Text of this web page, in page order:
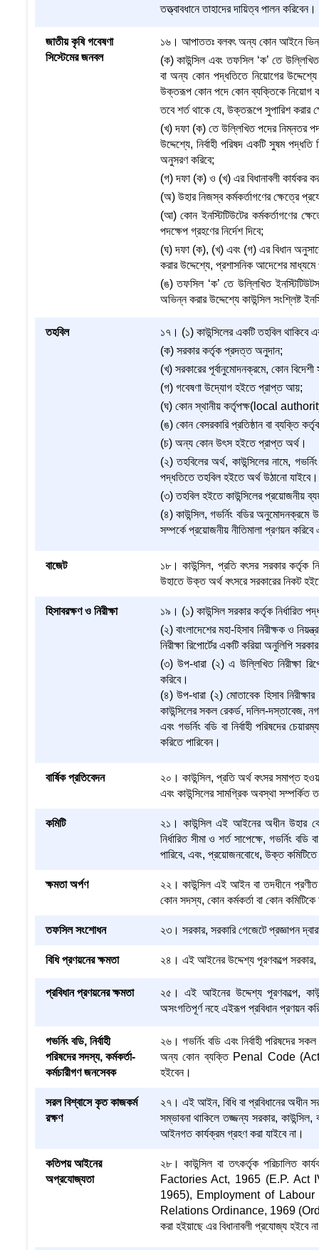
তত্ত্বাবধানে তাহাদের দায়িত্ব পালন করিবেন।
জাতীয় কৃষি গবেষণা
সিস্টেমের জনবল
১৬। আপাততঃ বলবৎ অন্য কোন আইনে
(ক) কাউন্সিল এবং তফসিল ‘ক’ তে
বা অন্য কোন পদ্ধতিতে নিয়োগের উদ্দেশ্যে
উক্তরূপ কোন পদে কোন ব্যক্তিকে নিয়োগ
তবে শর্ত থাকে যে, উক্তরূপে সুপারিশ করার
(খ) দফা (ক) তে উল্লিখিত পদের নিম্নতর
উদ্দেশ্যে, নির্বাহী পরিষদ একটি সুষম
অনুসরণ করিবে;
(গ) দফা (ক) ও (খ) এর বিধানাবলী কার্যকর
(অ) উহার নিজস্ব কর্মকর্তাগণের ক্ষেত্রে
(আ) কোন ইনস্টিটিউটের কর্মকর্তাগণের
পদক্ষেপ গ্রহণের নির্দেশ দিবে;
(ঘ) দফা (ক), (খ) এবং (গ) এর বিধান অনুসারে
করার উদ্দেশ্যে, প্রশাসনিক আদেশের
(ঙ) তফসিল ‘ক’ তে উল্লিখিত
অভিন্ন করার উদ্দেশ্যে কাউন্সিল সংশ্লিষ্ট
তহবিল
১৭। (১) কাউন্সিলের একটি তহবিল থাকিবে
(ক) সরকার কর্তৃক প্রদত্ত অনুদান;
(খ) সরকারের পূর্বানুমোদনক্রমে, কোন
(গ) গবেষণা উদ্যোগ হইতে প্রাপ্ত আয়;
(ঘ) কোন স্থানীয় কর্তৃপক্ষ(local
(ঙ) কোন বেসরকারি প্রতিষ্ঠান বা ব্যক্তি
(চ) অন্য কোন উৎস হইতে প্রাপ্ত অর্থ।
(২) তহবিলের অর্থ, কাউন্সিলের নামে,
পদ্ধতিতে তহবিল হইতে অর্থ উঠানো যাইবে।
(৩) তহবিল হইতে কাউন্সিলের প্রয়োজনীয়
(৪) কাউন্সিল, গভর্নিং বডির
সম্পর্কে প্রয়োজনীয় নীতিমালা প্রণয়ন
বাজেট
১৮। কাউন্সিল, প্রতি বৎসর সরকার কর্তৃক
উহাতে উক্ত অর্থ বৎসরে সরকারের নিকট
হিসাবরক্ষণ ও নিরীক্ষা
১৯। (১) কাউন্সিল সরকার কর্তৃক নির্ধারিত
(২) বাংলাদেশের মহা-হিসাব নিরীক্ষক ও
নিরীক্ষা রিপোর্টের একটি করিয়া অনুলিপি
(৩) উপ-ধারা (২) এ উল্লিখিত নিরীক্ষা
করিবে।
(৪) উপ-ধারা (২) মোতাবেক হিসাব
কাউন্সিলের সকল রেকর্ড, দলিল-দস্তাবেজ,
এবং গভর্নিং বডি বা নির্বাহী পরিষদের
করিতে পারিবেন।
বার্ষিক প্রতিবেদন
২০। কাউন্সিল, প্রতি অর্থ বৎসর সমাপ্ত
এবং কাউন্সিলের সামগ্রিক অবস্থা সম্পর্কিত
কমিটি
২১। কাউন্সিল এই আইনের অধীন উহার
নির্ধারিত সীমা ও শর্ত সাপেক্ষে, গভর্নিং
পারিবে, এবং, প্রয়োজনবোধে, উক্ত
ক্ষমতা অর্পণ
২২। কাউন্সিল এই আইন বা তদধীনে প্রণীত
কোন সদস্য, কোন কর্মকর্তা বা কোন কমিটিকে
তফসিল সংশোধন ২৩। সরকার, সরকারি গেজেটে প্রজ্ঞাপন
বিধি প্রণয়নের ক্ষমতা ২৪। এই আইনের উদ্দেশ্য পূরণকল্পে সরকার,
প্রবিধান প্রণয়নের ক্ষমতা
২৫। এই আইনের উদ্দেশ্য পূরণকল্পে,
অসংগতিপূর্ণ নহে এইরূপ প্রবিধান প্রণয়ন
গভর্নিং বডি, নির্বাহী
পরিষদের সদস্য, কর্মকর্তা-
কর্মচারীগণ জনসেবক
২৬। গভর্নিং বডি এবং নির্বাহী পরিষদের
অন্য কোন ব্যক্তি Penal Code
হইবেন।
সরল বিশ্বাসে কৃত কাজকর্ম
রক্ষণ
২৭। এই আইন, বিধি বা প্রবিধানের অধীন
সম্ভাবনা থাকিলে তজ্জন্য সরকার,
আইনগত কার্যক্রম গ্রহণ করা যাইবে না।
কতিপয় আইনের
অপ্রযোজ্যতা
২৮। কাউন্সিল বা তৎকর্তৃক পরিচালিত
Factories Act, 1965 (E.P.
1965), Employment of
Relations Ordinance, 1969 (Ord.
করা হইয়াছে এর বিধানাবলী প্রযোজ্য হইবে